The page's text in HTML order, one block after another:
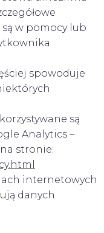
w pomocy lub
spowoduje
są
Analytics –
stronie:
internetowych
danych